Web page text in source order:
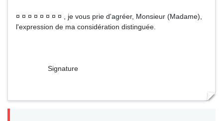
¤ ¤ ¤ ¤ ¤ ¤ ¤ ¤ , je vous prie d'agréer, Monsieur (Madame),
l'expression de ma considération distinguée.
Signature